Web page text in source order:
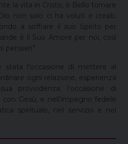
la vita in Cristo, è Bello tornare
non solo ci ha voluti e creati,
a soffiare il suo Spirito per
è il Suo Amore per noi, così
pensieri”
stata l’occasione di mettere al
ogni relazione, esperienza
provvidenza; l’occasione di
Gesù, e nell’impegno fedele
spirituale, nel servizio e nel